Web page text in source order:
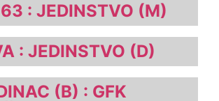
: JEDINSTVO (M)
: JEDINSTVO (D)
(B) : GFK